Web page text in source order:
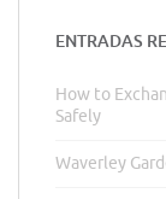
ENTRADAS
How to
Safely
Waverley